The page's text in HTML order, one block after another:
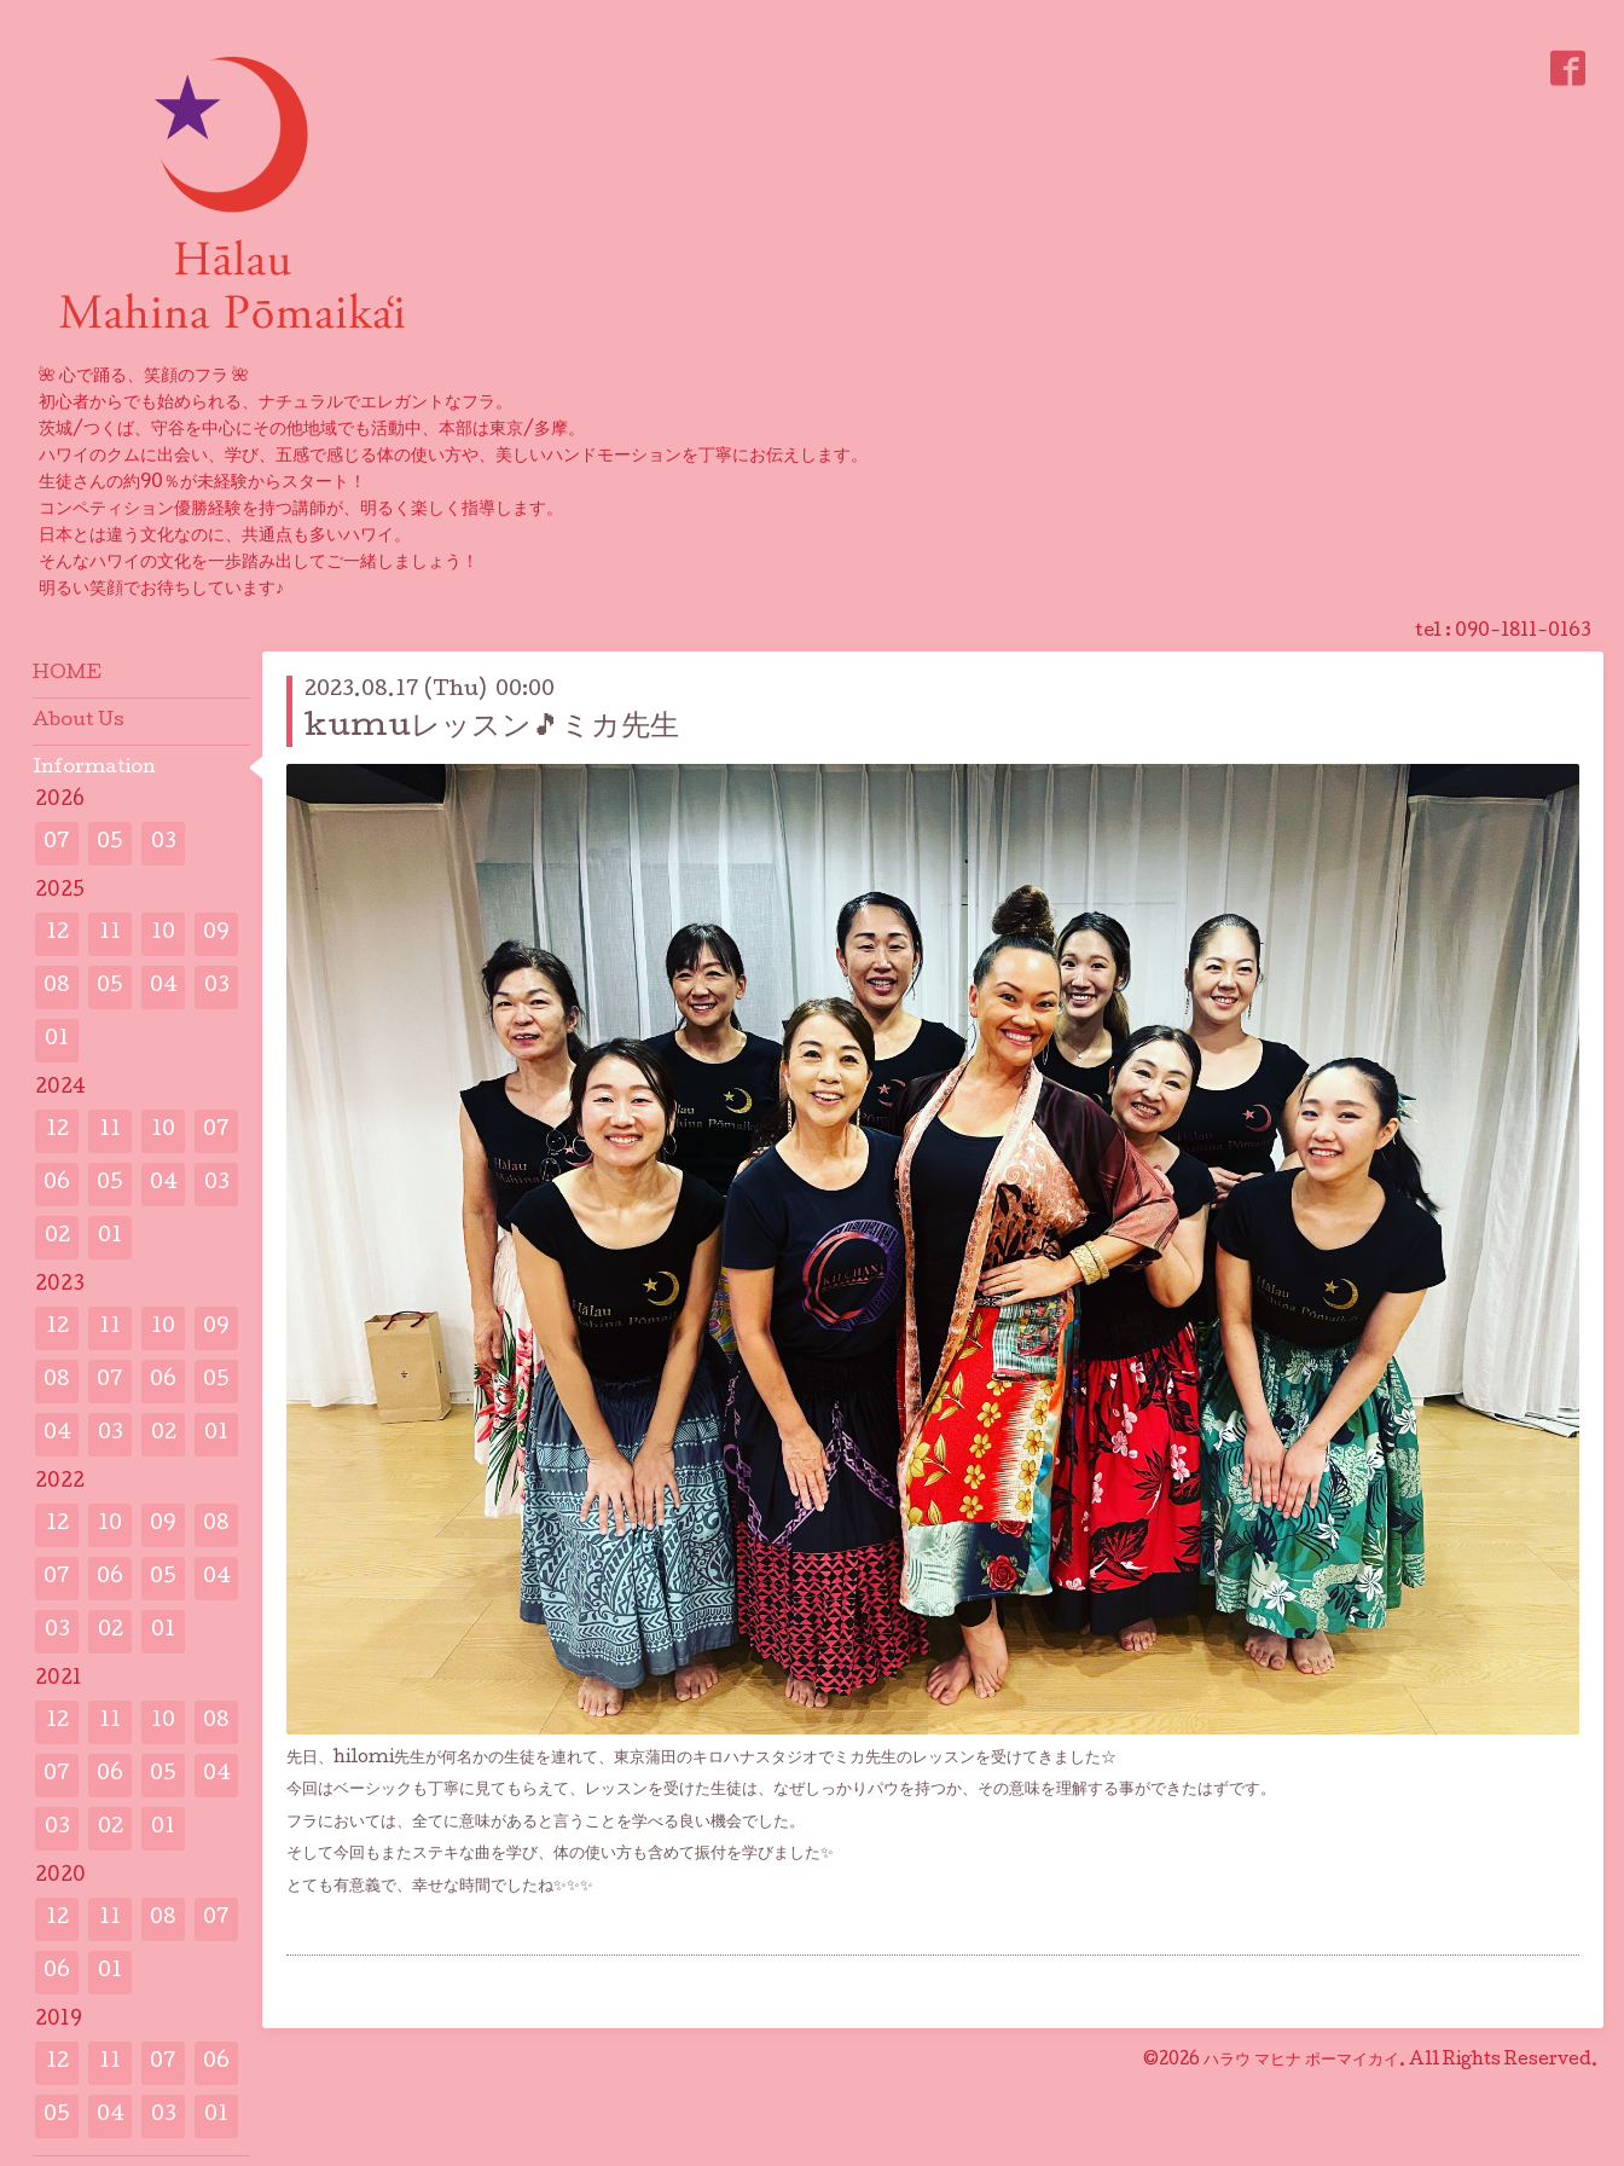
🌺 心で踊る、笑顔のフラ 🌺
初心者からでも始められる、ナチュラルでエレガントなフラ。
茨城/つくば、守谷を中心にその他地域でも活動中、本部は東京/多摩。
ハワイのクムに出会い、学び、五感で感じる体の使い方や、美しいハンドモーションを丁寧にお伝えします。
生徒さんの約90％が未経験からスタート！
コンペティション優勝経験を持つ講師が、明るく楽しく指導します。
日本とは違う文化なのに、共通点も多いハワイ。
そんなハワイの文化を一歩踏み出してご一緒しましょう！
明るい笑顔でお待ちしています♪
tel : 090-1811-0163
2023.08.17 (Thu) 00:00
kumuレッスン🎵ミカ先生
先日、hilomi先生が何名かの生徒を連れて、東京蒲田のキロハナスタジオでミカ先生のレッスンを受けてきました☆
今回はベーシックも丁寧に見てもらえて、レッスンを受けた生徒は、なぜしっかりパウを持つか、その意味を理解する事ができたはずです。
フラにおいては、全てに意味があると言うことを学べる良い機会でした。
そして今回もまたステキな曲を学び、体の使い方も含めて振付を学びました✨
とても有意義で、幸せな時間でしたね✨✨✨
©2026 ハラウ マヒナ ポーマイカイ . All Rights Reserved.
HOME
About Us
Information
2026
07 05 03
2025
12 11 10 09
08 05 04 03
01
2024
12 11 10 07
06 05 04 03
02 01
2023
12 11 10 09
08 07 06 05
04 03 02 01
2022
12 10 09 08
07 06 05 04
03 02 01
2021
12 11 10 08
07 06 05 04
03 02 01
2020
12 11 08 07
06 01
2019
12 11 07 06
05 04 03 01